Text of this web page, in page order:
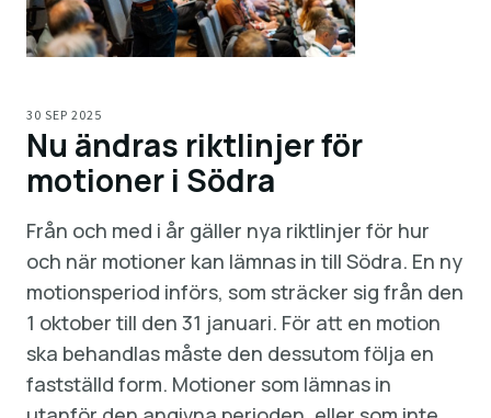
30 SEP 2025
Nu ändras riktlinjer för
motioner i Södra
Från och med i år gäller nya riktlinjer för hur
och när motioner kan lämnas in till Södra. En ny
motionsperiod införs, som sträcker sig från den
1 oktober till den 31 januari. För att en motion
ska behandlas måste den dessutom följa en
fastställd form. Motioner som lämnas in